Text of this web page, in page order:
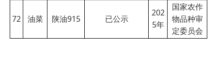
72 油菜 陕油915 已公示
202
5年
国家农作
物品种审
定委员会